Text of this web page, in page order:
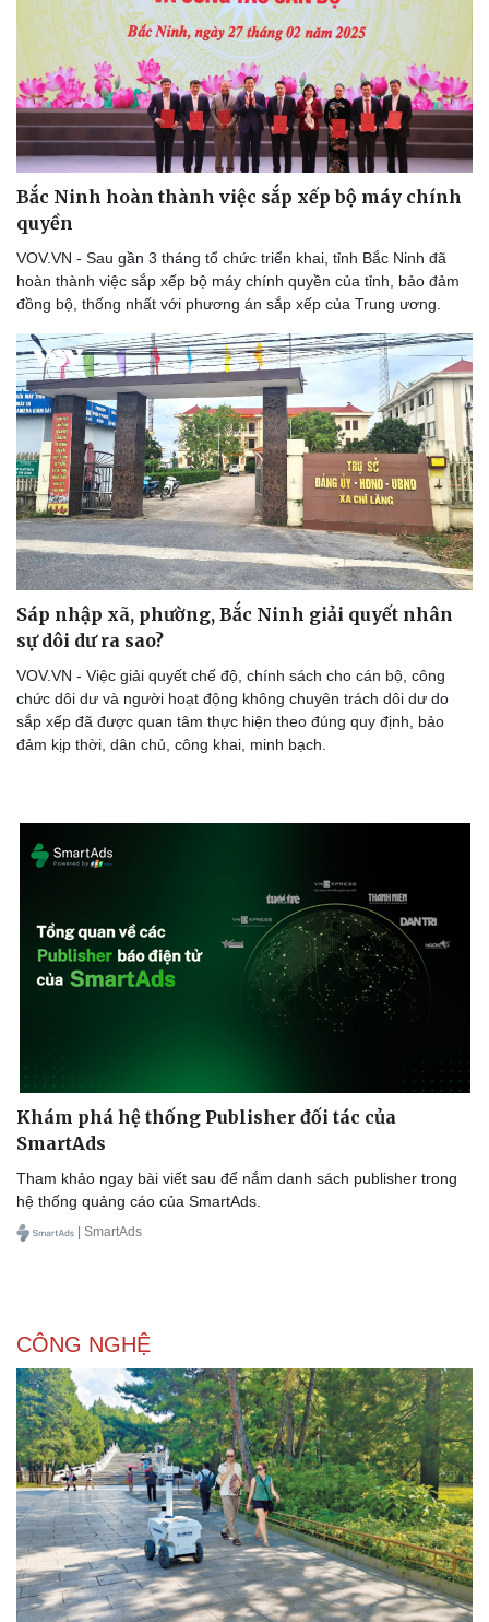
Thông tin doanh nghiệp
Doanh nghiệp 24h
Doanh nhân
Sành điệu
Tin Công nghệ
Bắc Ninh hoàn thành việc sắp xếp bộ máy chính
quyền
VOV.VN - Sau gần 3 tháng tổ chức triển khai, tỉnh Bắc Ninh đã
hoàn thành việc sắp xếp bộ máy chính quyền của tỉnh, bảo đảm
đồng bộ, thống nhất với phương án sắp xếp của Trung ương.
Sáp nhập xã, phường, Bắc Ninh giải quyết nhân
sự dôi dư ra sao?
VOV.VN - Việc giải quyết chế độ, chính sách cho cán bộ, công
chức dôi dư và người hoạt động không chuyên trách dôi dư do
sắp xếp đã được quan tâm thực hiện theo đúng quy định, bảo
đảm kịp thời, dân chủ, công khai, minh bạch.
Khám phá hệ thống Publisher đối tác của
SmartAds
Tham khảo ngay bài viết sau để nắm danh sách publisher trong
hệ thống quảng cáo của SmartAds.
| SmartAds
CÔNG NGHỆ